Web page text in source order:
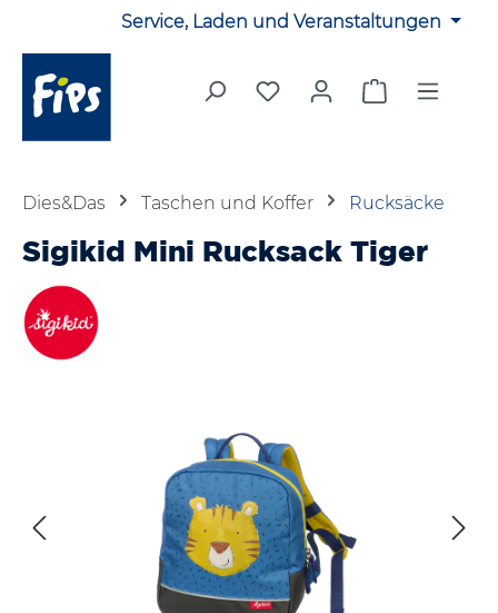
Zum Hauptinhalt springenService, Laden und Veranstaltungen
Du hast 0 Produkte auf
Warenkorb
Dies&Das Taschen und Koffer Rucksäcke
Sigikid Mini Rucksack Tiger